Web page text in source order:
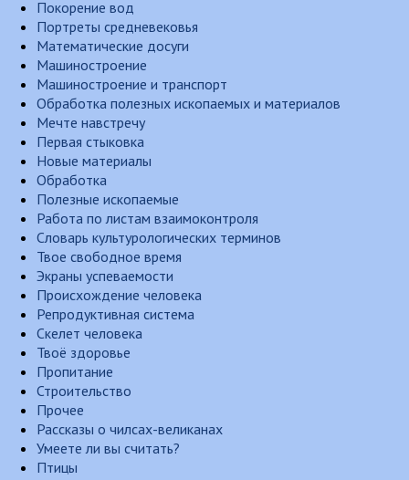
Покорение вод
Портреты средневековья
Математические досуги
Машиностроение
Машиностроение и транспорт
Обработка полезных ископаемых и материалов
Мечте навстречу
Первая стыковка
Новые материалы
Обработка
Полезные ископаемые
Работа по листам взаимоконтроля
Словарь культурологических терминов
Твое свободное время
Экраны успеваемости
Происхождение человека
Репродуктивная система
Скелет человека
Твоё здоровье
Пропитание
Строительство
Прочее
Рассказы о чилсах-великанах
Умеете ли вы считать?
Птицы